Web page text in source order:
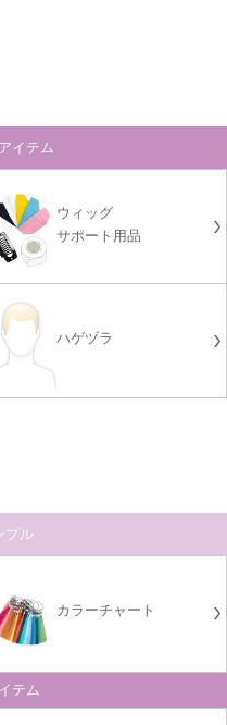
イテム
ウィッグ
サポート用品
ハゲヅラ
プル
カラーチャート
テム